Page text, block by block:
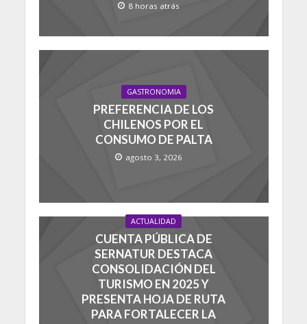
8 horas atrás
GASTRONOMIA
PREFERENCIA DE LOS
CHILENOS POR EL
CONSUMO DE PALTA
agosto 3, 2026
ACTUALIDAD
CUENTA PÚBLICA DE
SERNATUR DESTACA
CONSOLIDACIÓN DEL
TURISMO EN 2025 Y
PRESENTA HOJA DE RUTA
PARA FORTALECER LA